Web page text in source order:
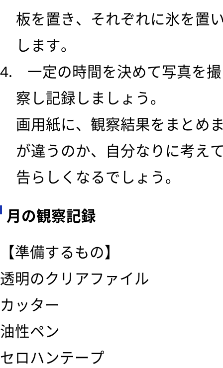
板を置き、それぞれに氷を置
します。
4. 一定の時間を決めて写真を
察し記録しましょう。
画用紙に、観察結果をまとめ
が違うのか、自分なりに考え
告らしくなるでしょう。
月の観察記録
【準備するもの】
透明のクリアファイル
カッター
油性ペン
セロハンテープ